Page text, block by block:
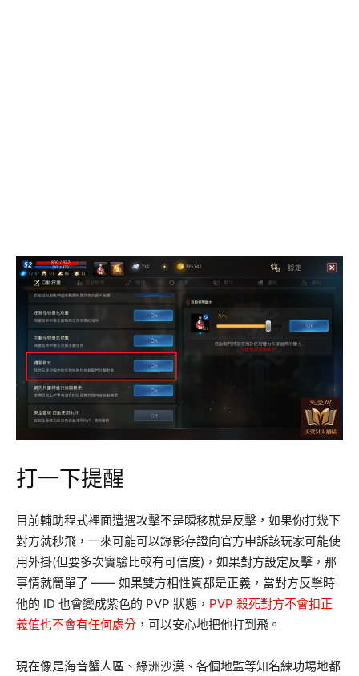
打一下提醒
目前輔助程式裡面遭遇攻擊不是瞬移就是反擊，如果你打幾下
對方就秒飛，一來可能可以錄影存證向官方申訴該玩家可能使
用外掛(但要多次實驗比較有可信度)，如果對方設定反擊，那
事情就簡單了 —— 如果雙方相性質都是正義，當對方反擊時
他的 ID 也會變成紫色的 PVP 狀態， PVP 殺死對方不會扣正
義值也不會有任何處分 ，可以安心地把他打到飛。
現在像是海音蟹人區、綠洲沙漠、各個地監等知名練功場地都